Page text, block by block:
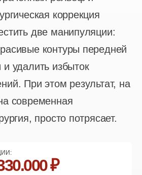
коррекция
две манипуляции:
контуры передней
удалить избыток
При этом результат, на
современная
просто потрясает.
₽